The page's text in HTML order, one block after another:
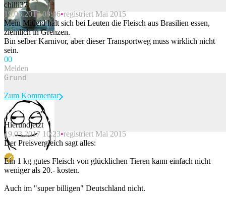
Beitrag melden
chilli37
19.03.2017 08:06 registriert Mai 2015
Mein Mitleid hält sich bei Leuten die Fleisch aus Brasilien essen,
ziemlich in Grenzen.
Bin selber Karnivor, aber dieser Transportweg muss wirklich nicht
sein.
00
Melden
Beitrag melden
Zum Kommentar
Hierundjetzt
19.03.2017 10:23 registriert Mai 2015
Der Preisvergleich sagt alles:
Ein 1 kg gutes Fleisch von glücklichen Tieren kann einfach nicht
weniger als 20.- kosten.
Auch im "super billigen" Deutschland nicht.